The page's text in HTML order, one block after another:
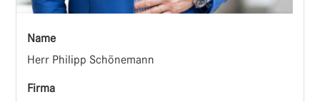
Name
Herr Philipp Schönemann
Firma